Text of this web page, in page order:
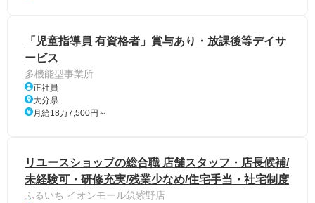
「児童指導員 有資格者」賞与あり・放課後等デイサ
ービス
多機能型事業所
正社員
大分県
月給18万7,500円～
リユースショップの総合職 店舗スタッフ・店長候補/
未経験可・研修充実/残業少なめ/住宅手当・社宅制度
ふるいち イオンモール筑紫野店